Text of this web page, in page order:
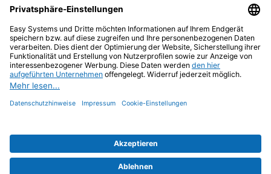
Erfolg durch Dialog!
Eine Haltung, die übrigens auch Kunden außerhalb der EK
überzeugt. So zählen zum Beispiel die werkmarkt-Häuser
der EURO DIY, Kooperationspartner wie VEDES oder
Verbundgruppen wie die Decor Union zu den „Anhängern“
vonshopwin.